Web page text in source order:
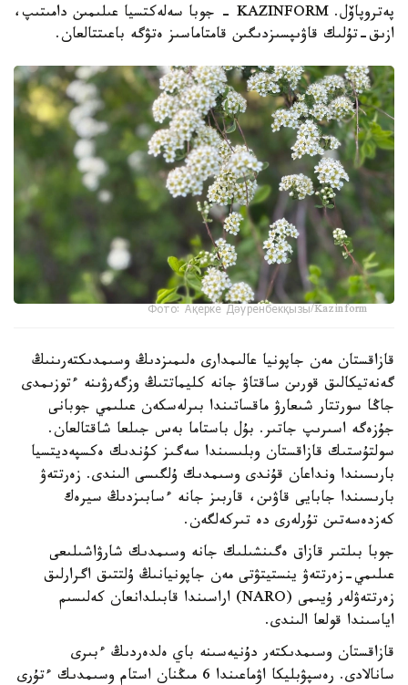
پەتروپاۆل. KAZINFORM - جوبا سەلەكتسيا عىلىمىن دامىتىپ،
ازىق-تۇلىك قاۋىپسىزدىگىن قامتاماسىز ەتۋگە باعىتتالعان.
Фото: Ақерке Дәуренбекқызы/Kazinform
قازاقستان مەن جاپونيا عالىمدارى ەلىمىزدىڭ وسىمدىكتەرىنىڭ
گەنەتيكالىق قورىن ساقتاۋ جانە كليماتتىڭ وزگەرۋىنە ءتوزىمدى
جاڭا سورتتار شىعارۋ ماقساتىندا بىرلەسكەن عىلىمي جوبانى
جۇزەگە اسىرىپ جاتىر. بۇل باستاما بەس جىلعا شاقتالعان.
سولتۇستىك قازاقستان وبلىسىندا سەگىز كۇندىك ەكسپەديتسيا
بارىسىندا ونداعان قۇندى وسىمدىك ۇلگىسى الىندى. زەرتتەۋ
بارىسىندا جابايى قاۋىن، قاربىز جانە ءسابىزدىڭ سيرەك
كەزدەسەتىن تۇرلەرى دە تىركەلگەن.
جوبا بىلتىر قازاق ەگىنشىلىك جانە وسىمدىك شارۋاشىلىعى
عىلىمي-زەرتتەۋ ينستيتۋتى مەن جاپونيانىڭ ۇلتتىق اگرارلىق
زەرتتەۋلەر ۇيىمى (NARO) اراسىندا قابىلدانعان كەلىسىم
اياسىندا قولعا الىندى.
قازاقستان وسىمدىكتەر دۇنيەسىنە باي ەلدەردىڭ ءبىرى
سانالادى. رەسپۋبليكا اۋماعىندا 6 مىڭنان استام وسىمدىك ءتۇرى